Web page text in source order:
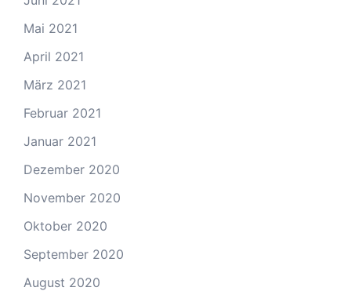
Mai 2021
April 2021
März 2021
Februar 2021
Januar 2021
Dezember 2020
November 2020
Oktober 2020
September 2020
August 2020